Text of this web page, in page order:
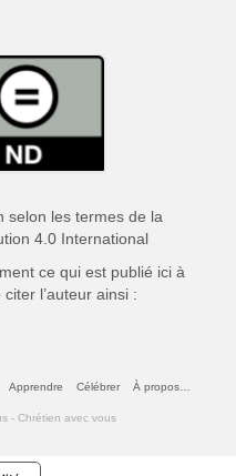
les termes de la
4.0 International
ce qui est publié ici à
l’auteur ainsi :
Apprendre Célébrer À propos…
- Chrétien avec vous